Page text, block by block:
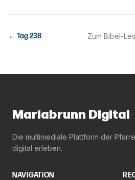
← Tag238 Zum Bibel-
Mariabrunn Digital
Die multimediale Plattform der
digital erleben.
NAVIGATION